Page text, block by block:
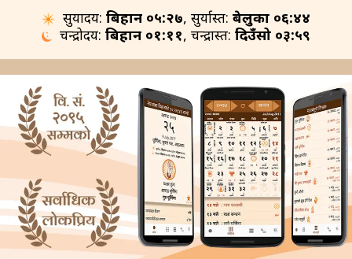
सुर्योदय:बिहान ०५:२७, सुर्यास्त:बेलुका ०६:४४
चन्द्रोदय:बिहान ०१:११, चन्द्रास्त:दिउँसो ०३:५९